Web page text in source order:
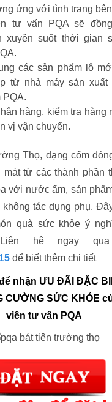
ứng với tình trạng
tư vấn PQA sẽ
xuyên suốt thời gian
các sản phẩm lô
từ nhà máy sản xuất
PQA.
hàng, kiểm tra hàng
vị vận chuyển.
Thọ, dạng cốm
mát từ các thành phần
với nước ấm, sản
không tác dụng phụ.
quà sức khỏe ý
hệ ngay
để biết thêm chi tiết
nhận ƯU ĐÃI ĐẶC
CƯỜNG SỨC KHỎE
viên tư vấn PQA